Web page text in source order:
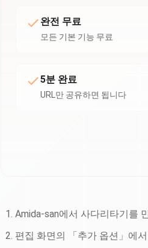
완전 무료
모든 기본 기능 무료
5분 완료
URL만 공유하면 됩니다
Amida-san에서 사다리타기를
편집 화면의 「추가 옵션」에